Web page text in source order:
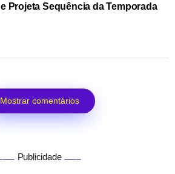
e Projeta Sequência da Temporada
Mostrar comentários
Publicidade